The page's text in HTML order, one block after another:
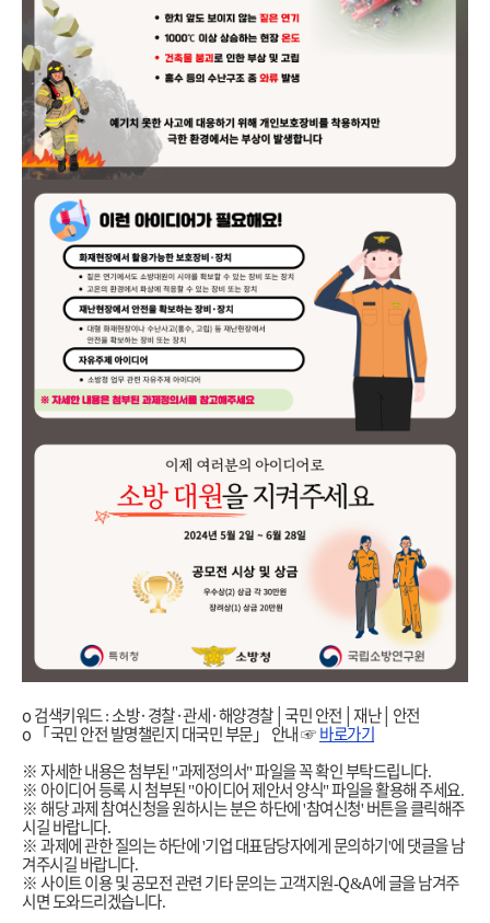
o 검색키워드 : 소방·경찰·관세 ·해양경찰│국민 안전│재난│안전
o 「국민 안전 발명챌린지 대국민 부문」 안내 ☞ 바로가기
※ 자세한 내용은 첨부된 "과제정의서" 파일을 꼭 확인 부탁드립니다.
※ 아이디어 등록 시 첨부된 "아이디어 제안서 양식" 파일을 활용해 주세요.
※ 해당 과제 참여신청을 원하시는 분은 하단에 '참여신청' 버튼을 클릭해주
시길 바랍니다.
※ 과제에 관한 질의는 하단에 '기업 대표담당자에게 문의하기'에 댓글을 남
겨주시길 바랍니다.
※ 사이트 이용 및 공모전 관련 기타 문의는 고객지원-Q&A에 글을 남겨주
시면 도와드리겠습니다.